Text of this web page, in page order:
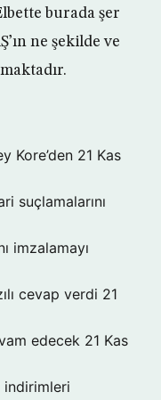
burada şer
ne şekilde ve
Kore’den 21 Kas
suçlamalarını
imzalamayı
cevap verdi 21
edecek 21 Kas
indirimleri